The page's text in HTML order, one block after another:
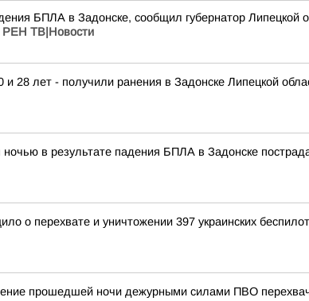
БПЛА в Задонске, сообщил губернатор
РЕН ТВ|Новости
28 лет - получили ранения в Задонске Липецкой
в результате падения БПЛА в Задонске
о перехвате и уничтожении 397 украинских
прошедшей ночи дежурными силами ПВО